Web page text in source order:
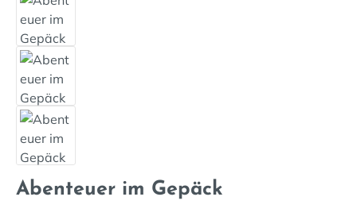
Abenteuer im Gepäck